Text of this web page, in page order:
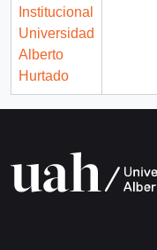
Institucional
Universidad
Alberto
Hurtado